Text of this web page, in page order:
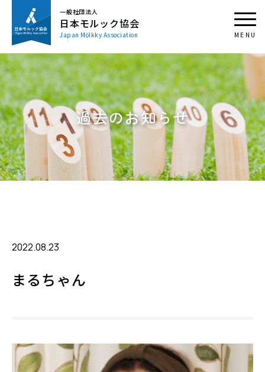
一般社団法人
日本モルック協会
Japan Mölkky Association
過去のお知らせ
2022.08.23
まるちゃん